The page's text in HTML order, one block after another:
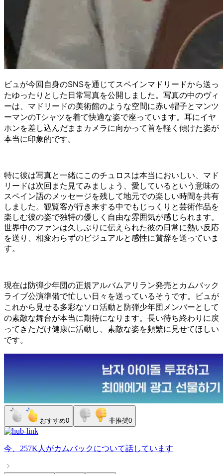
ビュが今回自身のSNSを通じてスペインマドリードから送っ
たゆったりとした日常写真を公開しました。写真の中のヴィ
ーは、マドリードの美術館のような空間に赤い帽子とマンツ
ーマンのTシャツを着て快適な姿で座っています。耳にイヤ
ホンを差し込んだままカメラに向かって首を軽く傾けた姿が
本当に印象的です。
特に彼は写真と一緒にこのチュロスは本当においしい、マド
リードは次回また見てみましょう、愛しているという意味の
スペイン語のメッセージを残して地元での楽しい時間を共有
しました。観覧客が行き来する中でもじっくりと芸術作品を
楽しむ彼の姿で独特の優しく自由な雰囲気が感じられます。
世界中のファンは久しぶりに伝えられた彼の日常に熱い反応
を送り、相変わらずのビジュアルと感性に賛辞を送っていま
す。
現在は防弾少年団の正規アルバムアリラン発売とカムバック
ライブ公演準備で忙しい日々を送っているそうです。ビュが
これから見せる多彩なソロ活動と防弾少年団メンバーとして
の素敵な舞台が本当に期待になります。長い待ち終わりに戻
ってきただけ健康に活動し、素敵な姿を頻繁に見せてほしい
です。
おすすめ0 非推奨0
今、 257K人 がカムバックについて話しています